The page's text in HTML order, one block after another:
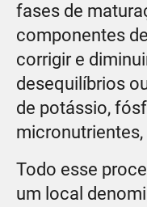
fases de
componentes
corrigir e
desequilíbrios
de potássio,
Todo esse
um local